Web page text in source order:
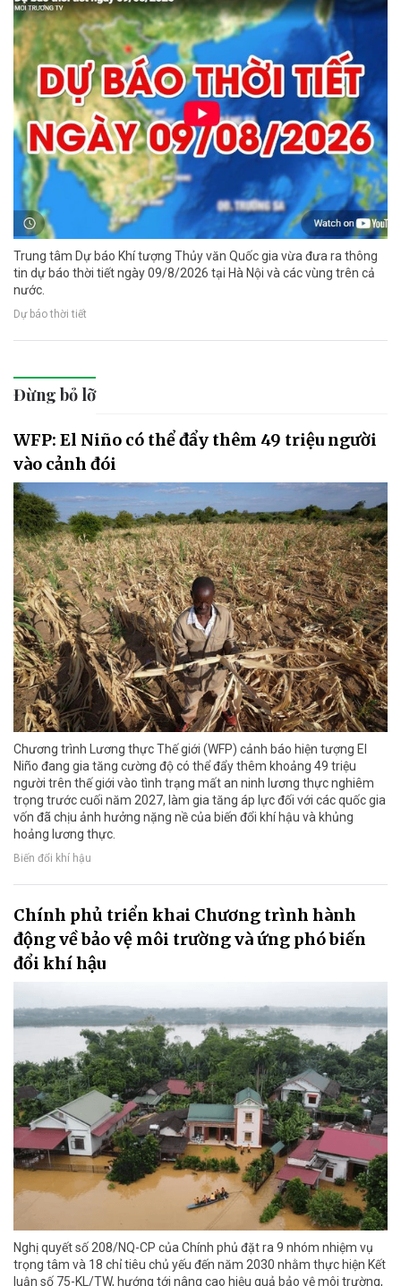
Trung tâm Dự báo Khí tượng Thủy văn Quốc gia vừa đưa ra thông
tin dự báo thời tiết ngày 09/8/2026 tại Hà Nội và các vùng trên cả
nước.
Dự báo thời tiết
Đừng bỏ lỡ
WFP: El Niño có thể đẩy thêm 49 triệu người
vào cảnh đói
Chương trình Lương thực Thế giới (WFP) cảnh báo hiện tượng El
Niño đang gia tăng cường độ có thể đẩy thêm khoảng 49 triệu
người trên thế giới vào tình trạng mất an ninh lương thực nghiêm
trọng trước cuối năm 2027, làm gia tăng áp lực đối với các quốc gia
vốn đã chịu ảnh hưởng nặng nề của biến đổi khí hậu và khủng
hoảng lương thực.
Biến đổi khí hậu
Chính phủ triển khai Chương trình hành
động về bảo vệ môi trường và ứng phó biến
đổi khí hậu
Nghị quyết số 208/NQ-CP của Chính phủ đặt ra 9 nhóm nhiệm vụ
trọng tâm và 18 chỉ tiêu chủ yếu đến năm 2030 nhằm thực hiện Kết
luận số 75-KL/TW, hướng tới nâng cao hiệu quả bảo vệ môi trường,